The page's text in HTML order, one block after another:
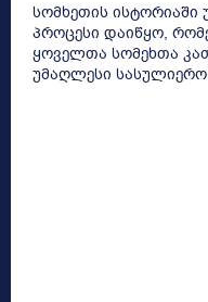
სომხეთის
პროცესი დაიწყო,
ყოველთა სომეხთა
უმაღლესი სასულიერო